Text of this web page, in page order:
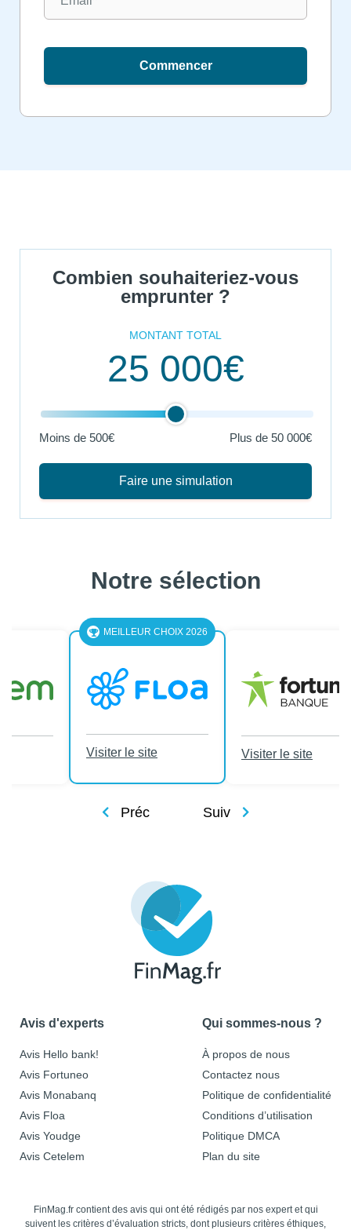
Commencer
Combien souhaiteriez-vous
emprunter ?
MONTANT TOTAL
25 000€
Moins de 500€ Plus de 50 000€
Faire une simulation
Notre sélection
CHOIX 2026
Visiter le site Visiter le site
Préc Suiv
Avis d'experts
Avis Hello bank!
Avis Fortuneo
Avis Monabanq
Avis Floa
Avis Youdge
Avis Cetelem
Qui sommes-nous ?
À propos de nous
Contactez nous
Politique de confidentialité
Conditions d’utilisation
Politique DMCA
Plan du site
FinMag.fr contient des avis qui ont été rédigés par nos expert et qui
suivent les critères d’évaluation stricts, dont plusieurs critères éthiques,